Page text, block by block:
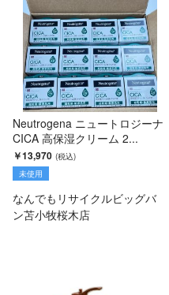
Neutrogena ニュートロジーナ
CICA 高保湿クリーム 2...
￥13,970
未使用
なんでもリサイクルビッグバ
ン苫小牧桜木店